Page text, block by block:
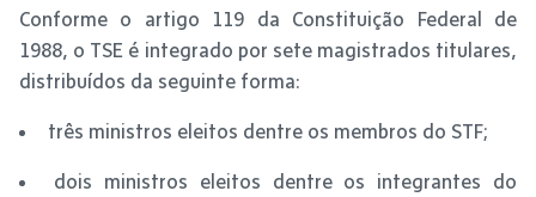
Conforme o artigo 119 da Constituição Federal de
1988, o TSE é integrado por sete magistrados titulares,
distribuídos da seguinte forma:
três ministros eleitos dentre os membros do STF;
dois ministros eleitos dentre os integrantes do